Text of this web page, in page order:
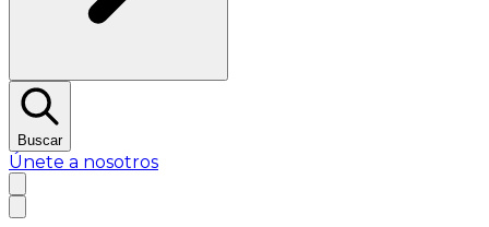
Buscar
Únete a nosotros